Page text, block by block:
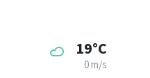
19°C
0 m/s